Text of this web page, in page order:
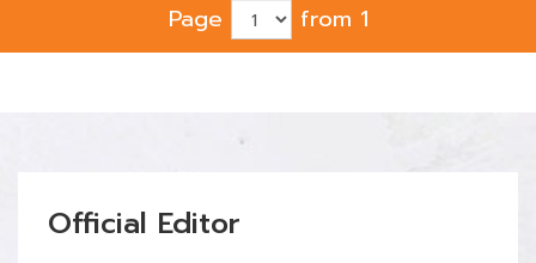
Page
from 1
Official Editor